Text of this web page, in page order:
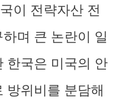
이 전략자산 전
며 큰 논란이 일
한국은 미국의 안
방위비를 분담해